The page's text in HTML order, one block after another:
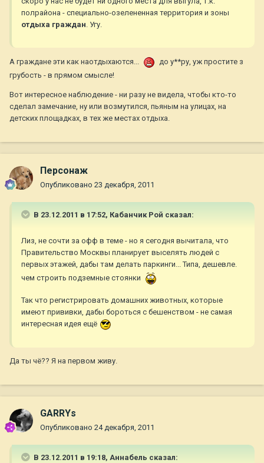
полрайона - специально-озелененная территория и зоны
отдыха граждан. Угу.
А граждане эти как наотдыхаются...
до у**ру, уж простите з
грубость - в прямом смысле!
Вот интересное наблюдение - ни разу не видела, чтобы кто-то
сделал замечание, ну или возмутился, пьяным на улицах, на
детских площадках, в тех же местах отдыха.
Персонаж
Опубликовано 23 декабря, 2011
В 23.12.2011 в 17:52, Кабанчик Рой сказал:
Лиз, не сочти за офф в теме - но я сегодня вычитала, что
Правительство Москвы планирует выселять людей с
первых этажей, дабы там делать паркинги... Типа, дешевле.
чем строить подземные стоянки
Так что регистрировать домашних животных, которые
имеют прививки, дабы бороться с бешенством - не самая
интересная идея ещё
Да ты чё?? Я на первом живу.
GARRYs
Опубликовано 24 декабря, 2011
В 23.12.2011 в 19:18, Aннaбель сказал: